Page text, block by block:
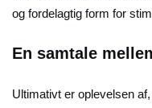
og fordelagtig form for
En samtale
Ultimativt er oplevelsen